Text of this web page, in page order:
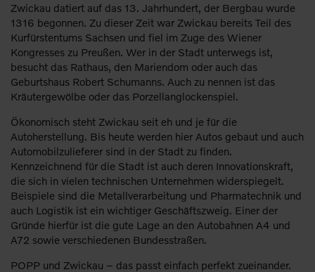
Zwickau datiert auf das 13. Jahrhundert, der Bergbau wurde
1316 begonnen. Zu dieser Zeit war Zwickau bereits Teil des
Kurfürstentums Sachsen und fiel im Zuge des Wiener
Kongresses zu Preußen. Wer in der Stadt unterwegs ist,
besucht das Rathaus, den Mariendom oder auch das
Geburtshaus Robert Schumanns. Auch zu nennen ist das
Kräutergewölbe oder das Porzellanglockenspiel.
Ökonomisch steht Zwickau seit eh und je für die
Autoherstellung. Bis heute werden hier Autos gebaut und auch
Automobilzulieferer sind in der Stadt zu finden.
Kennzeichnend für die Stadt ist auch deren Innovationskraft,
die sich in vielen technischen Unternehmen widerspiegelt.
Beispiele sind die Metallverarbeitung und Pharmatechnik und
auch Logistik ist ein wichtiger Geschäftszweig. Einer der
Gründe hierfür ist die gute Lage an den Autobahnen A4 und
A72 sowie verschiedenen Bundesstraßen.
POPP und Zwickau – das passt einfach perfekt zueinander.